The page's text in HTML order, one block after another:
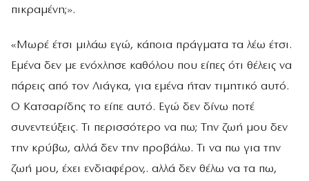
πικραμένη;».
«Μωρέ έτσι μιλάω εγώ, κάποια πράγματα τα λέω έτσι.
Εμένα δεν με ενόχλησε καθόλου που είπες ότι θέλεις να
πάρεις από τον Λιάγκα, για εμένα ήταν τιμητικό αυτό.
Ο Κατσαρίδης το είπε αυτό. Εγώ δεν δίνω ποτέ
συνεντεύξεις. Τι περισσότερο να πω; Την ζωή μου δεν
την κρύβω, αλλά δεν την προβάλω. Τι να πω για την
ζωή μου, έχει ενδιαφέρον,. αλλά δεν θέλω να τα πω,